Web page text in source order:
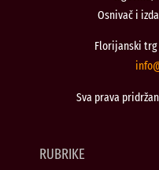
Osnivač i
Florijanski trg
Sva prava
RUBRIKE